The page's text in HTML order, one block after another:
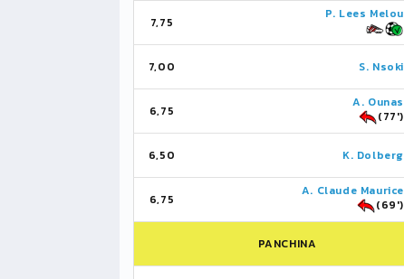
7,75
P. Lees Melou
7,00 S. Nsoki
6,75
A. Ounas
(77')
6,50 K. Dolberg
6,75
A. Claude Maurice
(69')
PANCHINA